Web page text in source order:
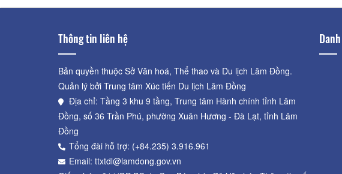
Thông tin liên hệ
Bản quyền thuộc Sở Văn hoá, Thể thao và Du lịch Lâm Đồng.
Quản lý bởi Trung tâm Xúc tiến Du lịch Lâm Đồng
Địa chỉ: Tầng 3 khu 9 tầng, Trung tâm Hành chính tỉnh Lâm
Đồng, số 36 Trần Phú, phường Xuân Hương - Đà Lạt, tỉnh Lâm
Đồng
Tổng đài hỗ trợ: (+84.235) 3.916.961
Email: ttxtdl@lamdong.gov.vn